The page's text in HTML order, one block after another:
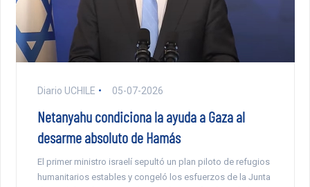
Diario UCHILE 05-07-2026
Netanyahu condiciona la ayuda a Gaza al
desarme absoluto de Hamás
El primer ministro israelí sepultó un plan piloto de refugios
humanitarios estables y congeló los esfuerzos de la Junta